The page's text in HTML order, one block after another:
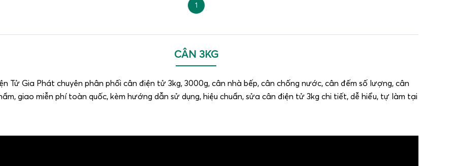
1
CÂN 3KG
Tử Gia Phát chuyên phân phối cân điện tử 3kg, 3000g, cân nhà bếp, cân chống nước, cân đếm số lượng, cân
giao miễn phí toàn quốc, kèm hướng dẫn sử dụng, hiệu chuẩn, sửa cân điện tử 3kg chi tiết, dễ hiểu, tự làm tại